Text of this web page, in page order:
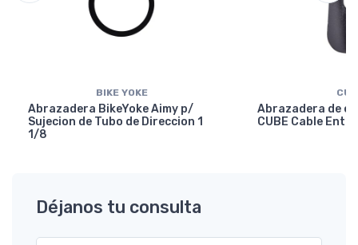
BIKE YOKE
Abrazadera BikeYoke Aimy p/
Sujecion de Tubo de Direccion 1
1/8
Abrazadera de
CUBE Cable
Déjanos tu consulta